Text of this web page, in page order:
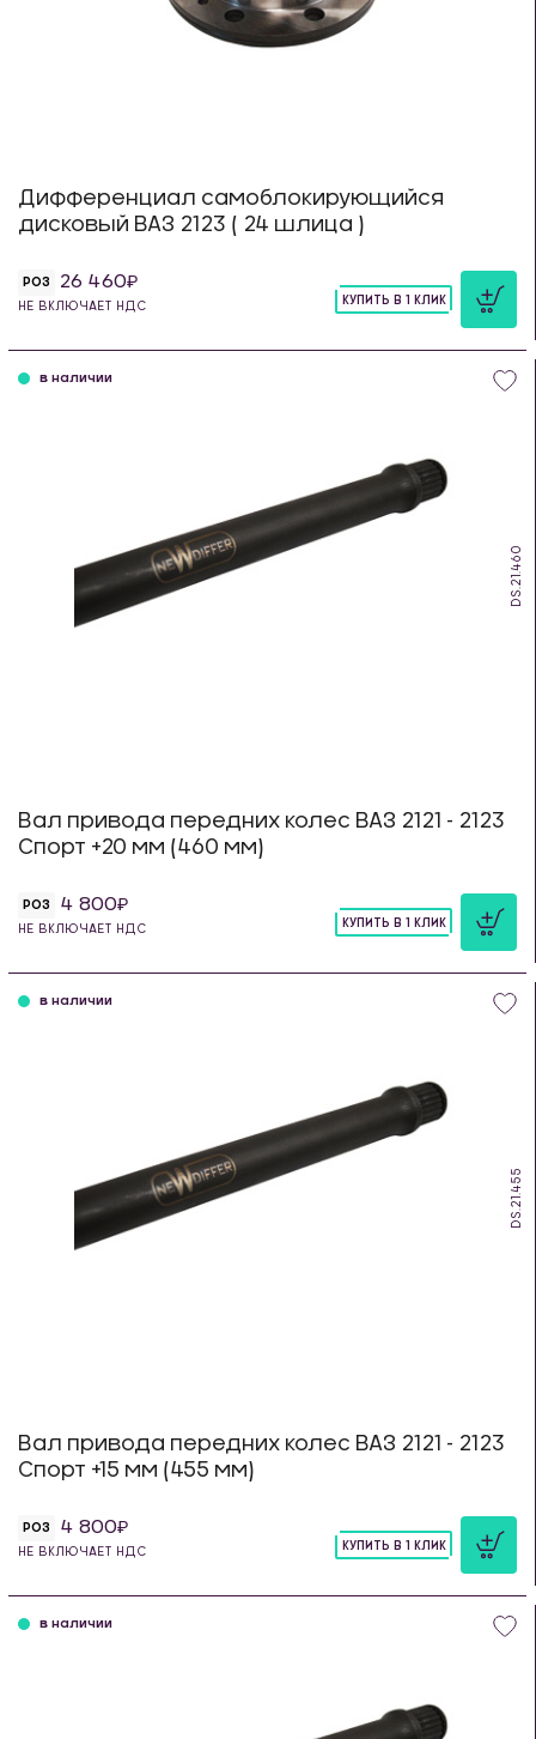
Дифференциал самоблокирующийся
дисковый ВАЗ 2123 ( 24 шлица )
РОЗ 26 460
НЕ ВКЛЮЧАЕТ НДС
КУПИТЬ В 1 КЛИК
DS.21.460
в наличии
Вал привода передних колес ВАЗ 2121 - 2123
Спорт +20 мм (460 мм)
РОЗ 4 800
НЕ ВКЛЮЧАЕТ НДС
КУПИТЬ В 1 КЛИК
DS.21.455
в наличии
Вал привода передних колес ВАЗ 2121 - 2123
Спорт +15 мм (455 мм)
РОЗ 4 800
НЕ ВКЛЮЧАЕТ НДС
КУПИТЬ В 1 КЛИК
в наличии